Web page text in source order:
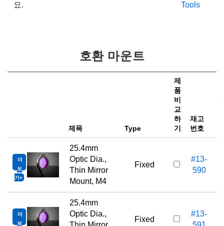
요.
Tools
호환 마운트
제목 Type
제
품
비
교
하
기
재고
번호
더
보
기
25.4mm
Optic Dia.,
Thin Mirror
Mount, M4
Fixed
#13-
590
더
보
25.4mm
Optic Dia.,
Fixed
#13-